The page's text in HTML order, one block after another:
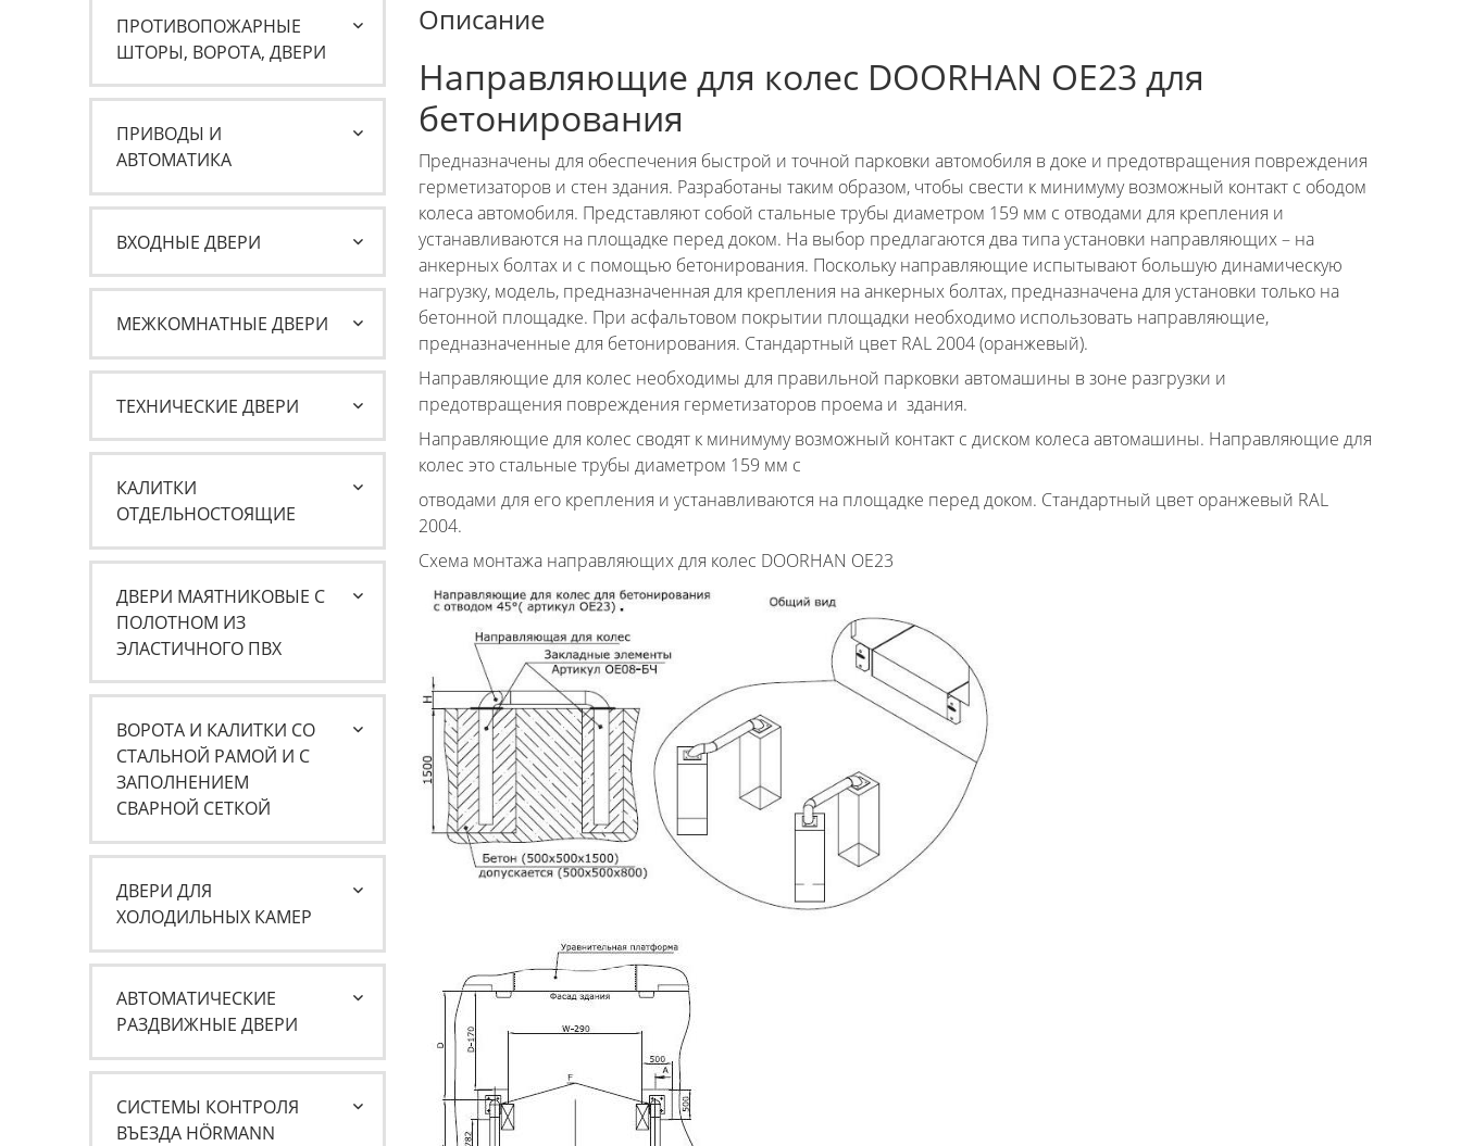
ПРОТИВОПОЖАРНЫЕ
ШТОРЫ, ВОРОТА, ДВЕРИ
ПРИВОДЫ И
АВТОМАТИКА
ВХОДНЫЕ ДВЕРИ
МЕЖКОМНАТНЫЕ ДВЕРИ
ТЕХНИЧЕСКИЕ ДВЕРИ
КАЛИТКИ
ОТДЕЛЬНОСТОЯЩИЕ
ДВЕРИ МАЯТНИКОВЫЕ С
ПОЛОТНОМ ИЗ
ЭЛАСТИЧНОГО ПВХ
ВОРОТА И КАЛИТКИ СО
СТАЛЬНОЙ РАМОЙ И С
ЗАПОЛНЕНИЕМ
СВАРНОЙ СЕТКОЙ
ДВЕРИ ДЛЯ
ХОЛОДИЛЬНЫХ КАМЕР
АВТОМАТИЧЕСКИЕ
РАЗДВИЖНЫЕ ДВЕРИ
СИСТЕМЫ КОНТРОЛЯ
ВЪЕЗДА HÖRMANN
Описание
Направляющие для колес DOORHAN OE23 для
бетонирования
Предназначены для обеспечения быстрой и точной парковки автомобиля в доке и предотвращения повреждения
герметизаторов и стен здания. Разработаны таким образом, чтобы свести к минимуму возможный контакт с ободом
колеса автомобиля. Представляют собой стальные трубы диаметром 159 мм с отводами для крепления и
устанавливаются на площадке перед доком. На выбор предлагаются два типа установки направляющих – на
анкерных болтах и с помощью бетонирования. Поскольку направляющие испытывают большую динамическую
нагрузку, модель, предназначенная для крепления на анкерных болтах, предназначена для установки только на
бетонной площадке. При асфальтовом покрытии площадки необходимо использовать направляющие,
предназначенные для бетонирования. Стандартный цвет RAL 2004 (оранжевый).
Направляющие для колес необходимы для правильной парковки автомашины в зоне разгрузки и
предотвращения повреждения герметизаторов проема и здания.
Направляющие для колес сводят к минимуму возможный контакт с диском колеса автомашины. Направляющие для
колес это стальные трубы диаметром 159 мм с
отводами для его крепления и устанавливаются на площадке перед доком. Стандартный цвет оранжевый RAL
2004.
Схема монтажа направляющих для колес DOORHAN OE23